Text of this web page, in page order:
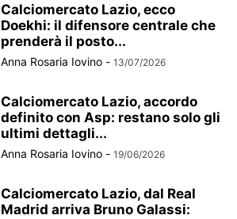
Calciomercato Lazio, ecco
Doekhi: il difensore centrale che
prenderà il posto...
Anna Rosaria Iovino - 13/07/2026
Calciomercato Lazio, accordo
definito con Asp: restano solo gli
ultimi dettagli...
Anna Rosaria Iovino - 19/06/2026
Calciomercato Lazio, dal Real
Madrid arriva Bruno Galassi: